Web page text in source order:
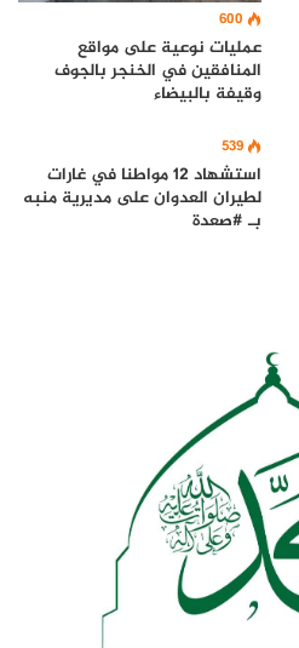
600
عمليات نوعية على مواقع
المنافقين في الخنجر بالجوف
وقيفة بالبيضاء
539
استشهاد 12 مواطنا في غارات
لطيران العدوان على مديرية منبه
بـ #صعدة